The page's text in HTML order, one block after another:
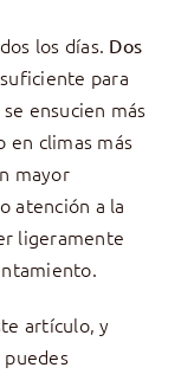
los días. Dos
para
ensucien más
en climas más
mayor
atención a la
ligeramente
artículo, y